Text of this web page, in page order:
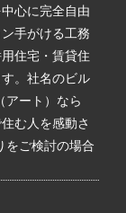
心に完全自由
手がける工務
住宅・賃貸住
。社名のビル
アート）なら
む人を感動さ
をご検討の場合